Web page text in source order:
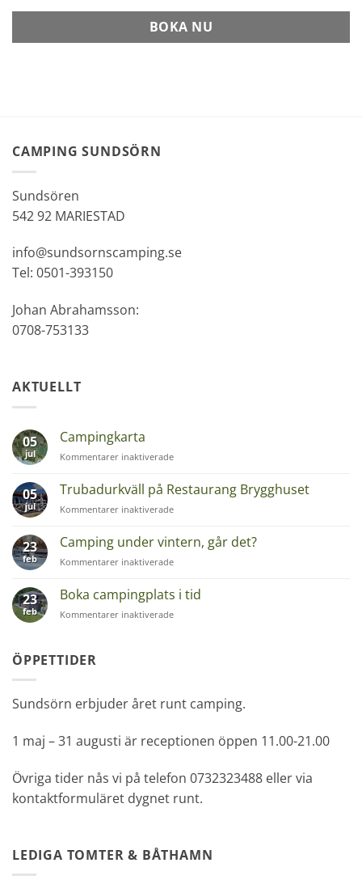
BOKA NU
CAMPING SUNDSÖRN
Sundsören
542 92 MARIESTAD
info@sundsornscamping.se
Tel: 0501-393150
Johan Abrahamsson:
0708-753133
AKTUELLT
05
jul
Campingkarta
Kommentarer inaktiveradeför
05
jul
Trubadurkväll på Restaurang Brygghuset
Kommentarer inaktiveradeför
på
Restaurang
Brygghuset
23
feb
Camping under vintern, går det?
Kommentarer inaktiveradeför
under
vintern,
går
23
feb
Boka campingplats i tid
Kommentarer inaktiveradeför
ÖPPETTIDER
Sundsörn erbjuder året runt camping.
1 maj – 31 augusti är receptionen öppen 11.00-21.00
Övriga tider nås vi på telefon 0732323488 eller via
kontaktformuläret dygnet runt.
LEDIGA TOMTER & BÅTHAMN